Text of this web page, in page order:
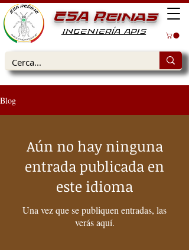
ESA Reinas
INGENIERÍA APIS
Blog
Aún no hay ninguna
entrada publicada en
este idioma
Una vez que se publiquen entradas, las
verás aquí.